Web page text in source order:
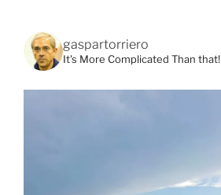
gaspartorriero
It's More Complicated Than that!